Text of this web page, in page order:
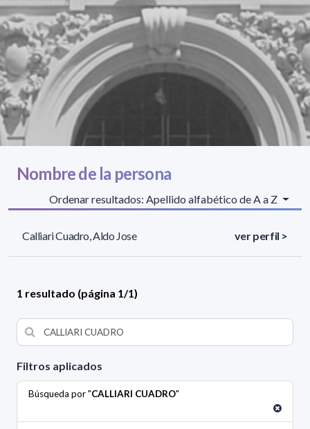
Filtros aplicados
Búsqueda por "CALLIARI CUADRO"
Nombre de la persona
Ordenar resultados: Apellido alfabético de A a Z
Calliari Cuadro, Aldo Jose ver perfil >
1 resultado (página 1/1)